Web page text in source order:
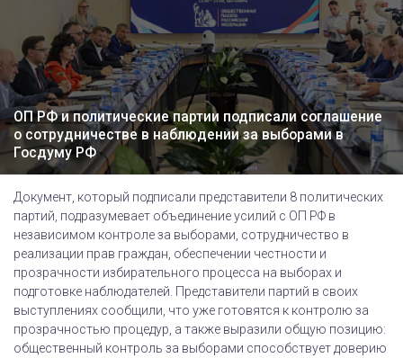
ОП РФ и политические партии подписали соглашение
о сотрудничестве в наблюдении за выборами в
Госдуму РФ
Документ, который подписали представители 8 политических
партий, подразумевает объединение усилий с ОП РФ в
независимом контроле за выборами, сотрудничество в
реализации прав граждан, обеспечении честности и
прозрачности избирательного процесса на выборах и
подготовке наблюдателей. Представители партий в своих
выступлениях сообщили, что уже готовятся к контролю за
прозрачностью процедур, а также выразили общую позицию:
общественный контроль за выборами способствует доверию